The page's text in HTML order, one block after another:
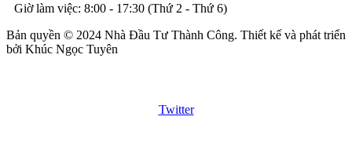
Giờ làm việc: 8:00 - 17:30 (Thứ 2 - Thứ 6)
Bản quyền © 2024 Nhà Đầu Tư Thành Công. Thiết kế và phát triển
bởi Khúc Ngọc Tuyên
Twitter